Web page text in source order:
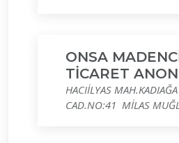
ONSA
TİCARET
HACIİLYAS MAH.KADIAĞA
CAD.NO:41 MİLAS